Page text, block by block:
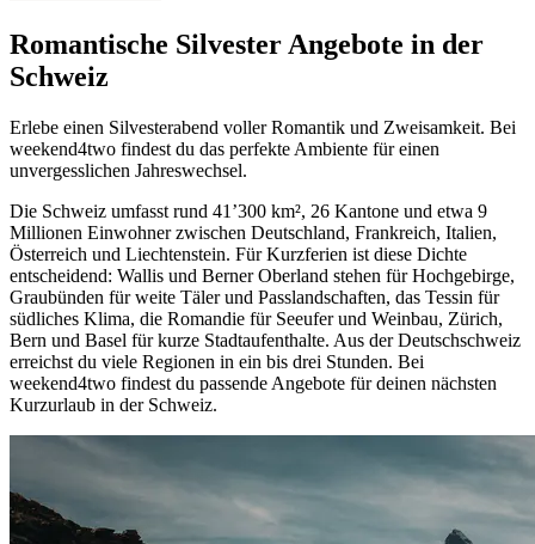
Romantische Silvester Angebote in der
Schweiz
Erlebe einen Silvesterabend voller Romantik und Zweisamkeit. Bei
weekend4two findest du das perfekte Ambiente für einen
unvergesslichen Jahreswechsel.
Die Schweiz umfasst rund 41’300 km², 26 Kantone und etwa 9
Millionen Einwohner zwischen Deutschland, Frankreich, Italien,
Österreich und Liechtenstein. Für Kurzferien ist diese Dichte
entscheidend: Wallis und Berner Oberland stehen für Hochgebirge,
Graubünden für weite Täler und Passlandschaften, das Tessin für
südliches Klima, die Romandie für Seeufer und Weinbau, Zürich,
Bern und Basel für kurze Stadtaufenthalte. Aus der Deutschschweiz
erreichst du viele Regionen in ein bis drei Stunden. Bei
weekend4two findest du passende Angebote für deinen nächsten
Kurzurlaub in der Schweiz.